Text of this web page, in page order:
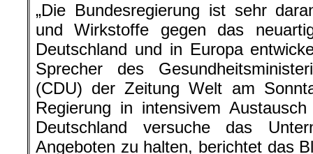
„Die Bundesregierung ist sehr
und Wirkstoffe gegen das
Deutschland und in Europa
Sprecher des
(CDU) der Zeitung Welt am
Regierung in intensivem
Deutschland versuche das
Angeboten zu halten, berichtet das